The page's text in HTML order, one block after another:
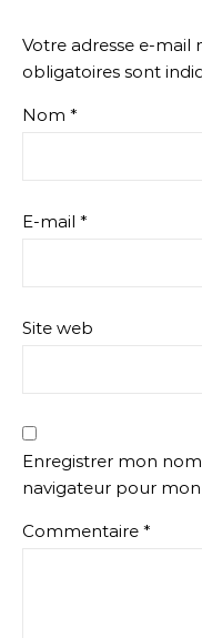
Votre adresse e-mail
obligatoires sont
Nom *
E-mail *
Site web
Enregistrer mon
navigateur pour
Commentaire *